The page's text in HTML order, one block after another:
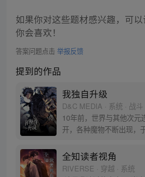
如果你对这些题材感兴趣，可
你会喜欢！
答案问题点击 举报反馈
提到的作品
我独自升级
D&C MEDIA · 系统 · 战斗
10年前，世界与其他次元
开，各种魔物不断出现，
是一名实力最弱的E级猎
务中，遇到了可怕的隐藏
全知读者视角
RIVERSE · 穿越 · 系统